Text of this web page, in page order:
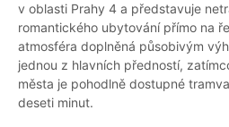
v oblasti Prahy 4 a představuje
romantického ubytování přímo na
atmosféra doplněná působivým
jednou z hlavních předností,
města je pohodlně dostupné
deseti minut.